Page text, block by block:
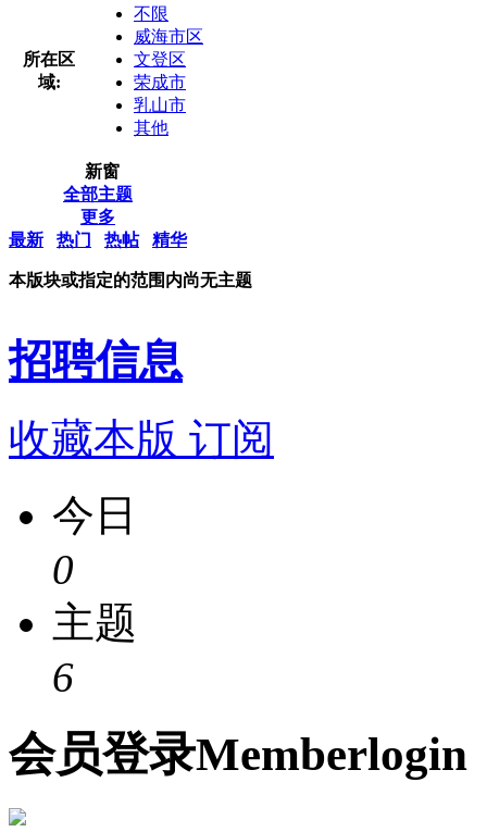
所在区
域:
不限
威海市区
文登区
荣成市
乳山市
其他
新窗
全部主题
更多
最新
热门 热帖 精华
本版块或指定的范围内尚无主题
招聘信息
收藏本版 订阅
今日
0
主题
6
会员登录Memberlogin